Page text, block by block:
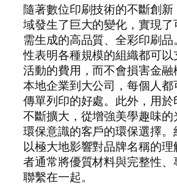
隨著數位印刷技術的不斷創
域發生了巨大的變化，實現
需生成的高品質、全彩印刷
性表明各種規模的組織都可
活動的費用，而不會損害金融
本地企業到大公司，每個人都
傳單列印的好處。此外，用
不斷擴大，從增強美學趣味的
環保意識的客戶的環保選擇
以極大地影響對品牌名稱的
者通常將優質材料與完整性、
聯繫在一起。